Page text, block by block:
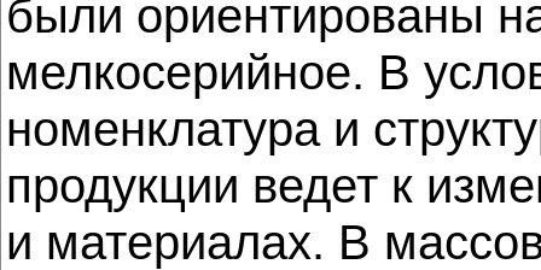
были ориентированы
мелкосерийное. В
номенклатура и
продукции ведет к
и материалах. В